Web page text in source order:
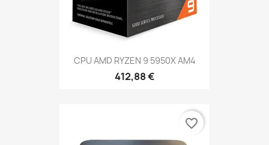
CPU AMD RYZEN 9 5950X AM4
412,88 €
favorite_border